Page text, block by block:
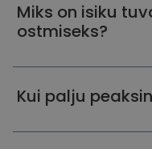
Miks on isiku
ostmiseks?
Kui palju